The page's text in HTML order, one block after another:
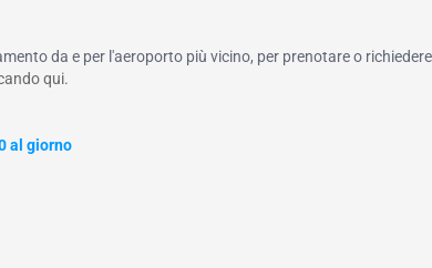
da e per l'aeroporto più vicino, per prenotare o
qui.
al giorno